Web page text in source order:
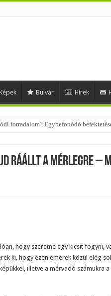
Bulvár Hírek
forradalom? Egybefonódó
milyen stílusokhoz illenek!
ráállt a mérlegre –
hogy szeretne egy kicsit fogyni,
ki, hogy ezen emerek közül elég
illetve a mérvadó számukra a